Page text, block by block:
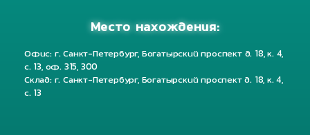
Место нахождения:
Офис: г. Санкт-Петербург, Богатырский проспект д. 18, к. 4,
с. 13, оф. 315, 300
Склад: г. Санкт-Петербург, Богатырский проспект д. 18, к. 4,
с. 13